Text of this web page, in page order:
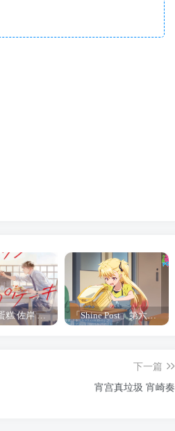
经典杯子蛋糕 佐岸 漫画「经典杯子蛋糕」宣布真人日剧化 「Shine Post」第六话ED主题曲「Yellow Rose」无字幕MV公开
下一篇
宵宫真垃圾 宵崎奏